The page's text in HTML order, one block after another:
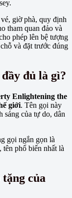
giờ phà, quy định
tham quan đảo và
phép lên bệ tượng
và đặt trước đúng
đủ là gì?
Enlightening the
giới. Tên gọi này
sáng của tự do, dân
gọi ngắn gọn là
phổ biến nhất là
của